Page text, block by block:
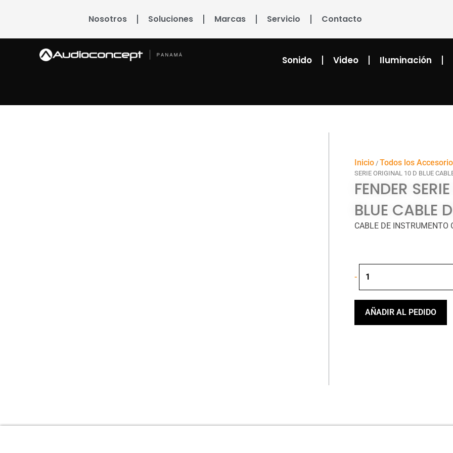
Nosotros Soluciones Marcas Servicio Contacto
Sonido Video Iluminación
Inicio/ Todos los
SERIE ORIGINAL 10 D BLUE
FENDER
BLUE CABLE
CABLE DE INSTRUMENTO
-
SERIE
ORIGINAL
10
AÑADIR AL PEDIDO